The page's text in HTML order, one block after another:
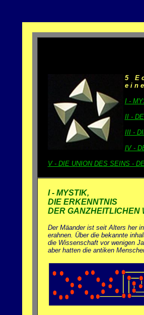
5
E
e i n
I -
II -
III -
IV -
V - DIE UNION DES SEINS -
I - MYSTIK,
DIE ERKENNTNIS
DER GANZHEITLICHEN
Der Mäander ist seit Alters her
erahnen. Über die bekannte
die Wissenschaft vor wenigen
aber hatten die antiken